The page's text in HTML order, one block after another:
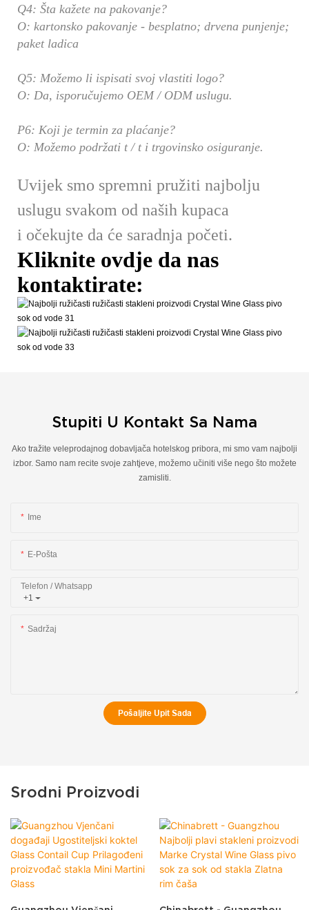
Q4: Šta kažete na pakovanje?
O: kartonsko pakovanje - besplatno; drvena punjenje;
paket ladica
Q5: Možemo li ispisati svoj vlastiti logo?
O: Da, isporučujemo OEM / ODM uslugu.
P6: Koji je termin za plaćanje?
O: Možemo podržati t / t i trgovinsko osiguranje.
Uvijek smo spremni pružiti najbolju
uslugu svakom od naših kupaca
i očekujte da će saradnja početi.
Kliknite ovdje da nas
kontaktirate:
Stupiti U Kontakt Sa Nama
Ako tražite veleprodajnog dobavljača hotelskog pribora, mi smo vam najbolji
izbor. Samo nam recite svoje zahtjeve, možemo učiniti više nego što možete
zamisliti.
Ime
E-Pošta
+1
Telefon / Whatsapp
Sadržaj
Pošaljite Upit Sada
Srodni Proizvodi